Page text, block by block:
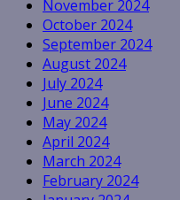
November 2024
October 2024
September 2024
August 2024
July 2024
June 2024
May 2024
April 2024
March 2024
February 2024